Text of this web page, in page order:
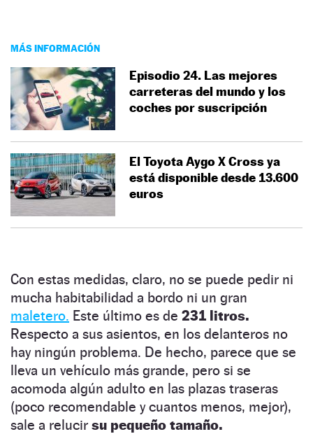
MÁS INFORMACIÓN
Episodio 24. Las mejores
carreteras del mundo y los
coches por suscripción
El Toyota Aygo X Cross ya
está disponible desde 13.600
euros
Con estas medidas, claro, no se puede pedir ni
mucha habitabilidad a bordo ni un gran
maletero. Este último es de 231 litros.
Respecto a sus asientos, en los delanteros no
hay ningún problema. De hecho, parece que se
lleva un vehículo más grande, pero si se
acomoda algún adulto en las plazas traseras
(poco recomendable y cuantos menos, mejor),
sale a relucir su pequeño tamaño.